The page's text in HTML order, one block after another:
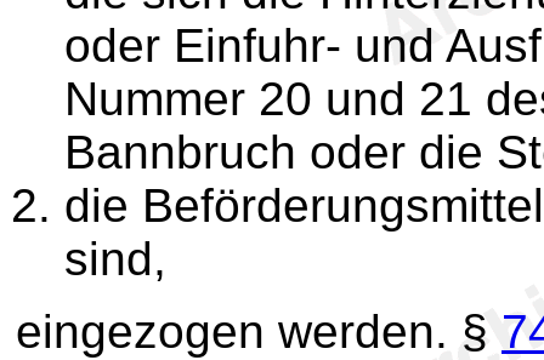
oder Einfuhr- und
Nummer 20 und 21
Bannbruch oder die
die
sind,
eingezogen werden. §